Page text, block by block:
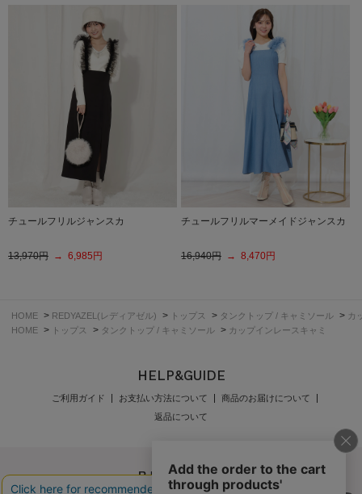
チュールフリルジャンスカ
13,970円 → 6,985円
チュールフリルマーメイドジャンスカ
16,940円 → 8,470円
HOME > REDYAZEL(レディアゼル) > トップス > タンクトップ / キャミソール > カ
HOME > トップス > タンクトップ / キャミソール > カップインレースキャミ
HELP&GUIDE
ご利用ガイド お支払い方法について
商品のお届けについて
返品について